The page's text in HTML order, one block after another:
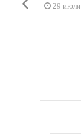
29 июля